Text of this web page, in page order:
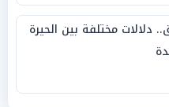
دلالات مختلفة بين الحيرة